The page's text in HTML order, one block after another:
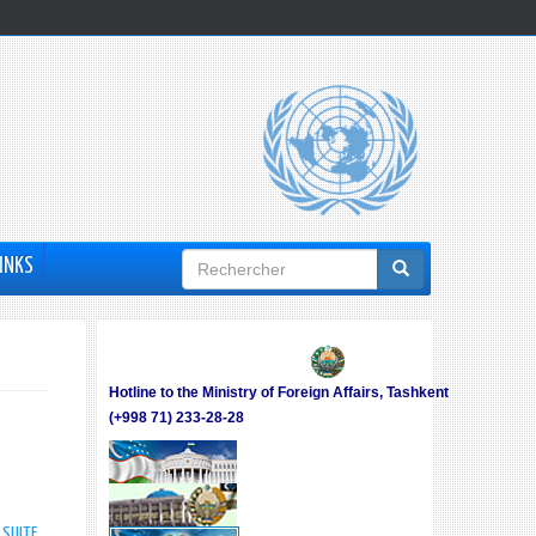
Formulaire
de
Hotline to the Ministry of Foreign Affairs, Tashkent
(+998 71) 233-28-28